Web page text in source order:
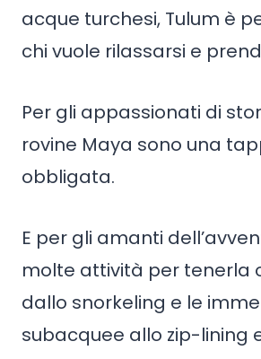
acque turchesi, Tulum è
chi vuole rilassarsi e
Per gli appassionati di
rovine Maya sono una
obbligata.
E per gli amanti
molte attività per tenerla
dallo snorkeling e le
subacquee allo zip-lining e